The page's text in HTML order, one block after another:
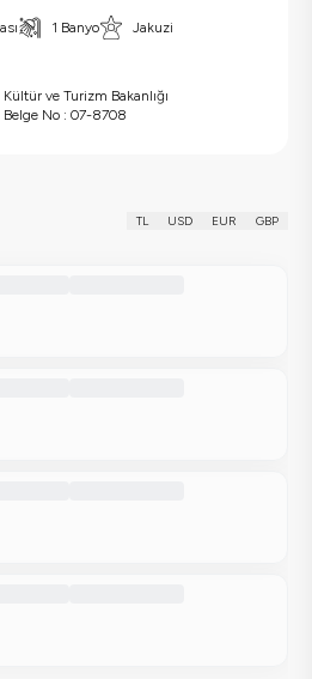
1 Banyo
Jakuzi
Kültür ve Turizm Bakanlığı
Belge No : 07-8708
TL USD EUR GBP